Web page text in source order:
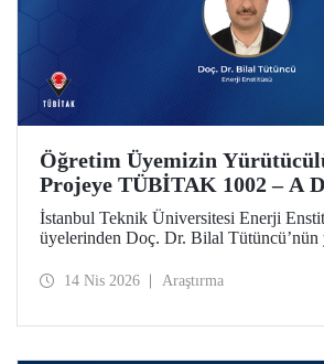
Öğretim Üyemizin
Projeye TÜBİTAK 1002 – A
İstanbul Teknik Üniversitesi Enerji
üyelerinden Doç. Dr. Bilal Tütüncü’nün
Yönelik Çoklu Tekniklerin Aynı Anten
14 Nis 2026 Araştırma